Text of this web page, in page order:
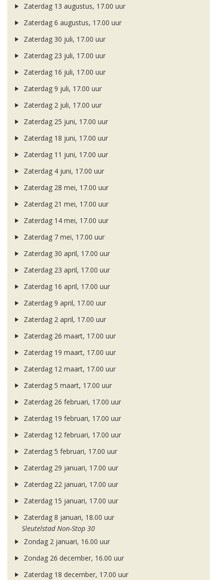
Zaterdag 13 augustus, 17.00 uur
Zaterdag 6 augustus, 17.00 uur
Zaterdag 30 juli, 17.00 uur
Zaterdag 23 juli, 17.00 uur
Zaterdag 16 juli, 17.00 uur
Zaterdag 9 juli, 17.00 uur
Zaterdag 2 juli, 17.00 uur
Zaterdag 25 juni, 17.00 uur
Zaterdag 18 juni, 17.00 uur
Zaterdag 11 juni, 17.00 uur
Zaterdag 4 juni, 17.00 uur
Zaterdag 28 mei, 17.00 uur
Zaterdag 21 mei, 17.00 uur
Zaterdag 14 mei, 17.00 uur
Zaterdag 7 mei, 17.00 uur
Zaterdag 30 april, 17.00 uur
Zaterdag 23 april, 17.00 uur
Zaterdag 16 april, 17.00 uur
Zaterdag 9 april, 17.00 uur
Zaterdag 2 april, 17.00 uur
Zaterdag 26 maart, 17.00 uur
Zaterdag 19 maart, 17.00 uur
Zaterdag 12 maart, 17.00 uur
Zaterdag 5 maart, 17.00 uur
Zaterdag 26 februari, 17.00 uur
Zaterdag 19 februari, 17.00 uur
Zaterdag 12 februari, 17.00 uur
Zaterdag 5 februari, 17.00 uur
Zaterdag 29 januari, 17.00 uur
Zaterdag 22 januari, 17.00 uur
Zaterdag 15 januari, 17.00 uur
Zaterdag 8 januari, 18.00 uur
Sleutelstad Non-Stop 30
Zondag 2 januari, 16.00 uur
Zondag 26 december, 16.00 uur
Zaterdag 18 december, 17.00 uur